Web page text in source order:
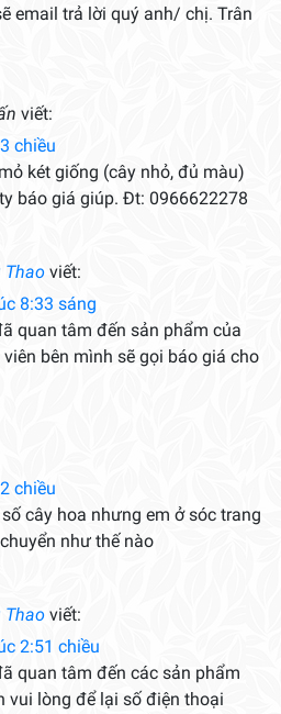
email trả lời quý anh/ chị. Trân
viết:
chiều
két giống (cây nhỏ, đủ màu)
báo giá giúp. Đt: 0966622278
Thao viết:
8:33 sáng
quan tâm đến sản phẩm của
bên mình sẽ gọi báo giá cho
chiều
cây hoa nhưng em ở sóc trang
như thế nào
Thao viết:
2:51 chiều
quan tâm đến các sản phẩm
vui lòng để lại số điện thoại